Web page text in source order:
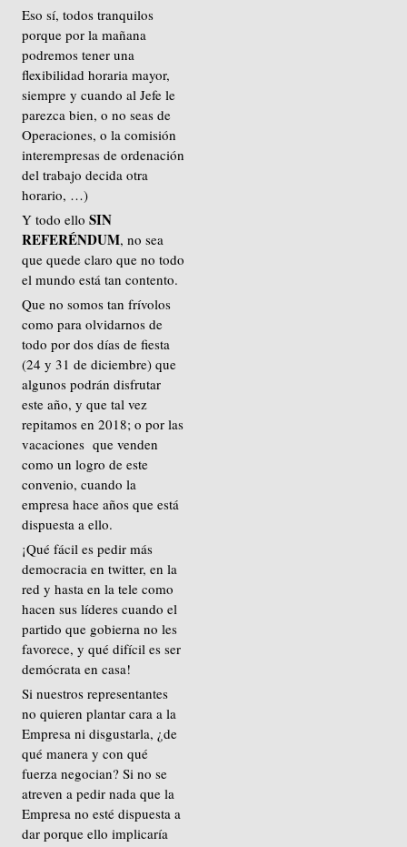
Eso sí, todos tranquilos
porque por la mañana
podremos tener una
flexibilidad horaria mayor,
siempre y cuando al Jefe le
parezca bien, o no seas de
Operaciones, o la comisión
interempresas de ordenación
del trabajo decida otra
horario, …)
Y todo elloSIN
REFERÉNDUM, no sea
que quede claro que no todo
el mundo está tan contento.
Que no somos tan frívolos
como para olvidarnos de
todo por dos días de fiesta
(24 y 31 de diciembre) que
algunos podrán disfrutar
este año, y que tal vez
repitamos en 2018; o por las
vacaciones que venden
como un logro de este
convenio, cuando la
empresa hace años que está
dispuesta a ello.
¡Qué fácil es pedir más
democracia en twitter, en la
red y hasta en la tele como
hacen sus líderes cuando el
partido que gobierna no les
favorece, y qué difícil es ser
demócrata en casa!
Si nuestros representantes
no quieren plantar cara a la
Empresa ni disgustarla, ¿de
qué manera y con qué
fuerza negocian? Si no se
atreven a pedir nada que la
Empresa no esté dispuesta a
dar porque ello implicaría